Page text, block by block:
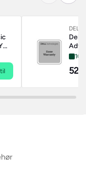
DELL
Dell
522